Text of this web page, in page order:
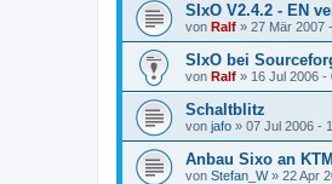
SIxO V2.4.2 - EN
von Ralf » 27 Mär 2007
SIxO bei
von Ralf » 16 Jul 2006 -
Schaltblitz
von jafo » 07 Jul 2006 -
Anbau Sixo an
von Stefan_W» 22 Apr